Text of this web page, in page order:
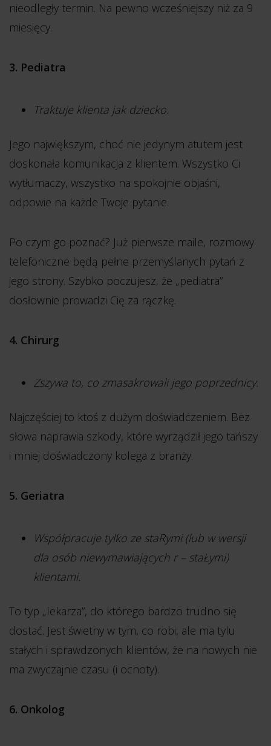
nieodległy termin. Na pewno wcześniejszy niż za 9
miesięcy.
3. Pediatra
Traktuje klienta jak dziecko.
Jego największym, choć nie jedynym atutem jest
doskonała komunikacja z klientem. Wszystko Ci
wytłumaczy, wszystko na spokojnie objaśni,
odpowie na każde Twoje pytanie.
Po czym go poznać? Już pierwsze maile, rozmowy
telefoniczne będą pełne przemyślanych pytań z
jego strony. Szybko poczujesz, że „pediatra”
dosłownie prowadzi Cię za rączkę.
4. Chirurg
Zszywa to, co zmasakrowali jego poprzednicy.
Najczęściej to ktoś z dużym doświadczeniem. Bez
słowa naprawia szkody, które wyrządził jego tańszy
i mniej doświadczony kolega z branży.
5. Geriatra
Współpracuje tylko ze staRymi (lub w wersji
dla osób niewymawiających r – staŁymi)
klientami.
To typ „lekarza”, do którego bardzo trudno się
dostać. Jest świetny w tym, co robi, ale ma tylu
stałych i sprawdzonych klientów, że na nowych nie
ma zwyczajnie czasu (i ochoty).
6. Onkolog